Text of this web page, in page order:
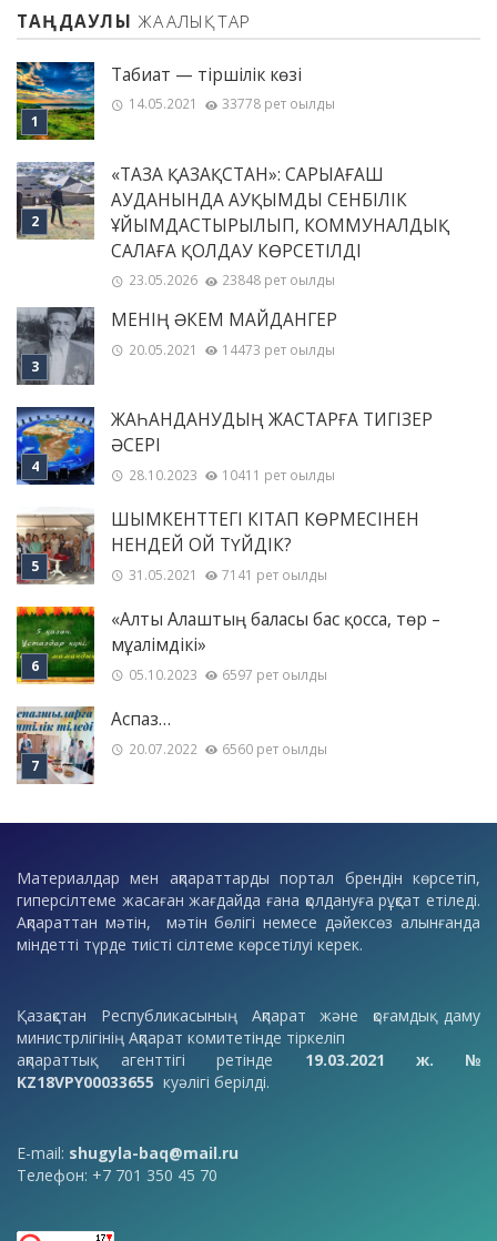
ТАҢДАУЛЫ ЖАҢАЛЫҚТАР
Табиғат — тіршілік көзі
14.05.2021 33778 рет оқылды
«ТАЗА ҚАЗАҚСТАН»: САРЫАҒАШ
АУДАНЫНДА АУҚЫМДЫ СЕНБІЛІК
ҰЙЫМДАСТЫРЫЛЫП, КОММУНАЛДЫҚ
САЛАҒА ҚОЛДАУ КӨРСЕТІЛДІ
23.05.2026 23848 рет оқылды
МЕНІҢ ƏКЕМ МАЙДАНГЕР
20.05.2021 14473 рет оқылды
ЖАҺАНДАНУДЫҢ ЖАСТАРҒА ТИГІЗЕР
ӘСЕРІ
28.10.2023 10411 рет оқылды
ШЫМКЕНТТЕГІ КІТАП КӨРМЕСІНЕН
НЕНДЕЙ ОЙ ТҮЙДІК?
31.05.2021 7141 рет оқылды
«Алты Алаштың баласы бас қосса, төр –
мұғалімдікі»
05.10.2023 6597 рет оқылды
Аспаз…
20.07.2022 6560 рет оқылды
Материалдар мен ақпараттарды портал брендін көрсетіп,
гиперсілтеме жасаған жағдайда ғана қолдануға рұқсат етіледі.
Ақпараттан мәтін, мәтін бөлігі немесе дәйексөз алынғанда
міндетті түрде тиісті сілтеме көрсетілуі керек.
Қазақстан Республикасының Ақпарат және қоғамдық даму
министрлігінің Ақпарат комитетінде тіркеліп
ақпараттық агенттігі ретінде 19.03.2021 ж. №
KZ18VPY00033655 куәлігі берілді.
E-mail: shugyla-baq@mail.ru
Телефон: +7 701 350 45 70